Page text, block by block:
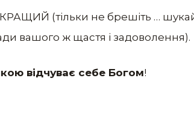
КРАЩИЙ (тільки не брешіть …
вашого ж щастя і задоволення).
відчуває себе Богом!